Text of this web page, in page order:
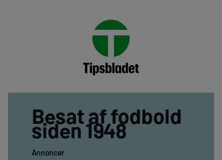
Besat af fodbold
siden 1948
Annoncer